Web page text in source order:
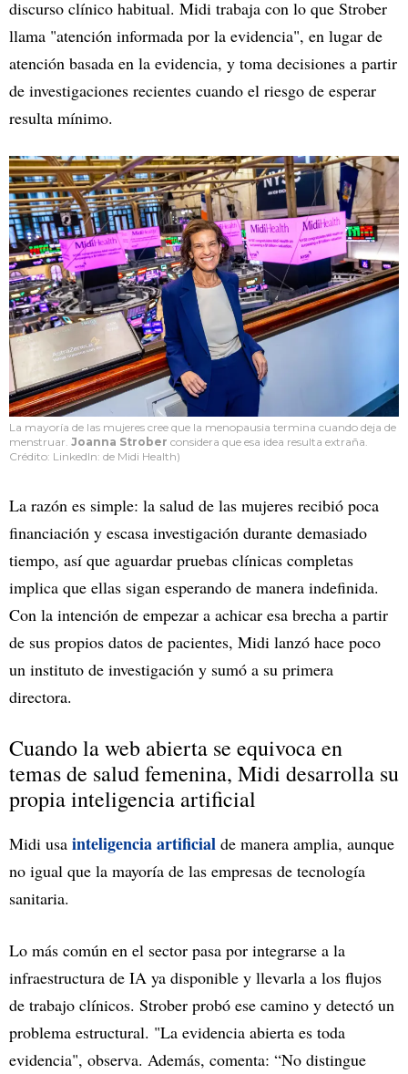
discurso clínico habitual. Midi trabaja con lo que Strober
llama "atención informada por la evidencia", en lugar de
atención basada en la evidencia, y toma decisiones a partir
de investigaciones recientes cuando el riesgo de esperar
resulta mínimo.
La mayoría de las mujeres cree que la menopausia termina cuando deja de
menstruar. Joanna Strober considera que esa idea resulta extraña.
Crédito: LinkedIn: de Midi Health)
La razón es simple: la salud de las mujeres recibió poca
financiación y escasa investigación durante demasiado
tiempo, así que aguardar pruebas clínicas completas
implica que ellas sigan esperando de manera indefinida.
Con la intención de empezar a achicar esa brecha a partir
de sus propios datos de pacientes, Midi lanzó hace poco
un instituto de investigación y sumó a su primera
directora.
Cuando la web abierta se equivoca en
temas de salud femenina, Midi desarrolla su
propia inteligencia artificial
Midi usa inteligencia artificial de manera amplia, aunque
no igual que la mayoría de las empresas de tecnología
sanitaria.
Lo más común en el sector pasa por integrarse a la
infraestructura de IA ya disponible y llevarla a los flujos
de trabajo clínicos. Strober probó ese camino y detectó un
problema estructural. "La evidencia abierta es toda
evidencia", observa. Además, comenta: “No distingue